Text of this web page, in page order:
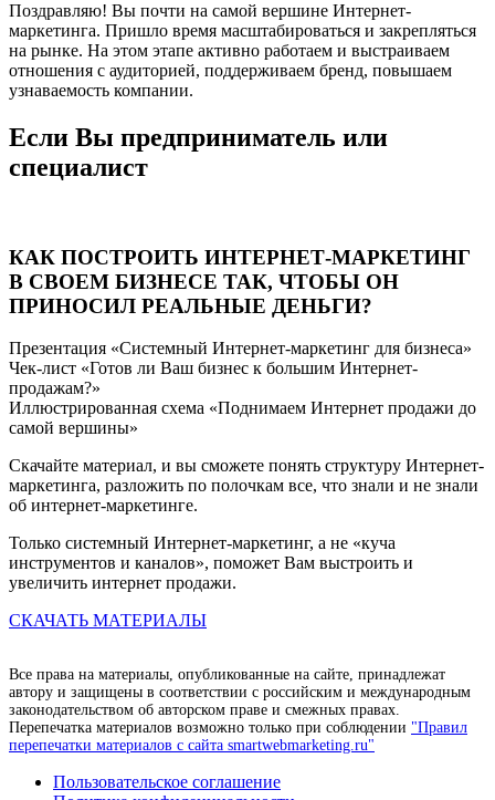
Поздравляю! Вы почти на самой вершине Интернет-
маркетинга. Пришло время масштабироваться и закрепляться
на рынке. На этом этапе активно работаем и выстраиваем
отношения с аудиторией, поддерживаем бренд, повышаем
узнаваемость компании.
Если Вы предприниматель или
специалист
КАК ПОСТРОИТЬ ИНТЕРНЕТ-МАРКЕТИНГ
В СВОЕМ БИЗНЕСЕ ТАК, ЧТОБЫ ОН
ПРИНОСИЛ РЕАЛЬНЫЕ ДЕНЬГИ?
Презентация «Системный Интернет-маркетинг для бизнеса»
Чек-лист «Готов ли Ваш бизнес к большим Интернет-
продажам?»
Иллюстрированная схема «Поднимаем Интернет продажи до
самой вершины»
Скачайте материал, и вы сможете понять структуру Интернет-
маркетинга, разложить по полочкам все, что знали и не знали
об интернет-маркетинге.
Только системный Интернет-маркетинг, а не «куча
инструментов и каналов», поможет Вам выстроить и
увеличить интернет продажи.
СКАЧАТЬ МАТЕРИАЛЫ
Все права на материалы, опубликованные на сайте, принадлежат
автору и защищены в соответствии с российским и международным
законодательством об авторском праве и смежных правах.
Перепечатка материалов возможно только при соблюдении "Правил
перепечатки материалов с сайта smartwebmarketing.ru"
Пользовательское соглашение